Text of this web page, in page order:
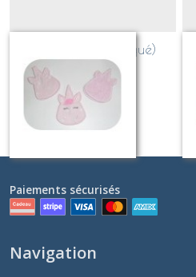
tete licorne (appliqué)
Sur demande
Paiements sécurisés
Navigation